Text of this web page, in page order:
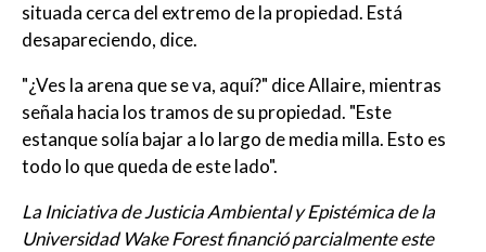
situada cerca del extremo de la propiedad. Está
desapareciendo, dice.
"¿Ves la arena que se va, aquí?" dice Allaire, mientras
señala hacia los tramos de su propiedad. "Este
estanque solía bajar a lo largo de media milla. Esto es
todo lo que queda de este lado".
La Iniciativa de Justicia Ambiental y Epistémica de la
Universidad Wake Forest financió parcialmente este